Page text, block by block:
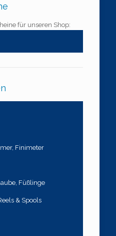
für unseren Shop:
Finimeter
Füßlinge
& Spools